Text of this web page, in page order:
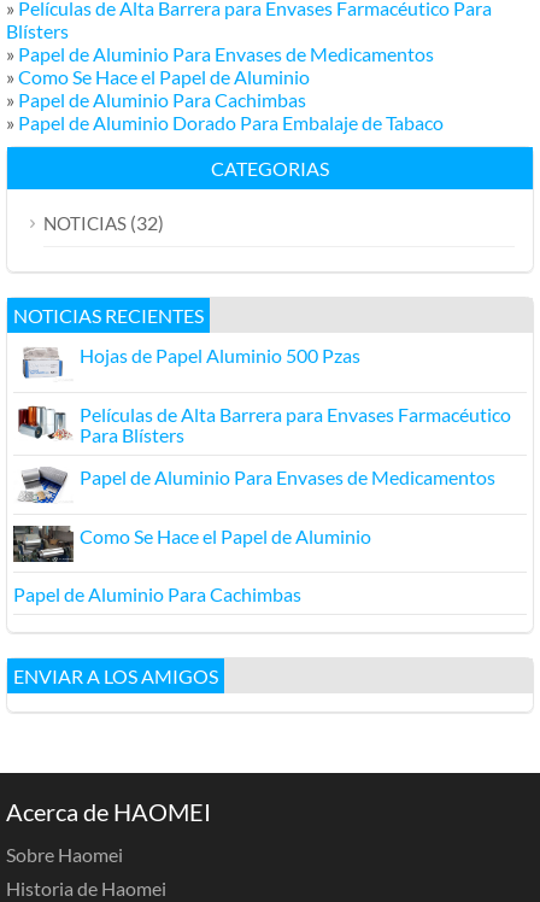
» Películas de Alta Barrera para Envases Farmacéutico Para
Blísters
» Papel de Aluminio Para Envases de Medicamentos
» Como Se Hace el Papel de Aluminio
» Papel de Aluminio Para Cachimbas
» Papel de Aluminio Dorado Para Embalaje de Tabaco
CATEGORIAS
NOTICIAS (32)
NOTICIAS RECIENTES
Hojas de Papel Aluminio 500 Pzas
Películas de Alta Barrera para Envases Farmacéutico
Para Blísters
Papel de Aluminio Para Envases de Medicamentos
Como Se Hace el Papel de Aluminio
Papel de Aluminio Para Cachimbas
ENVIAR A LOS AMIGOS
Acerca de HAOMEI
Sobre Haomei
Historia de Haomei